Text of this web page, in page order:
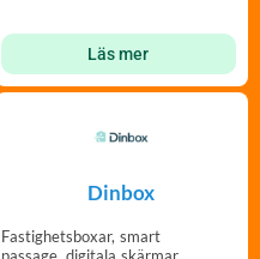
Läs mer
Dinbox
Fastighetsboxar, smart
passage, digitala skärmar,